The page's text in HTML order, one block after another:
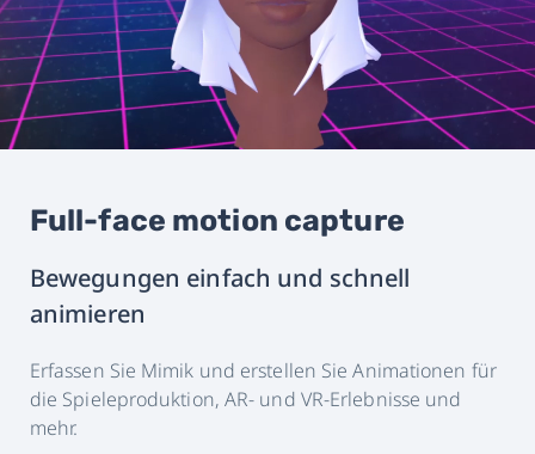
Full-face motion capture
Bewegungen einfach und schnell
animieren
Erfassen Sie Mimik und erstellen Sie Animationen für
die Spieleproduktion, AR- und VR-Erlebnisse und
mehr.